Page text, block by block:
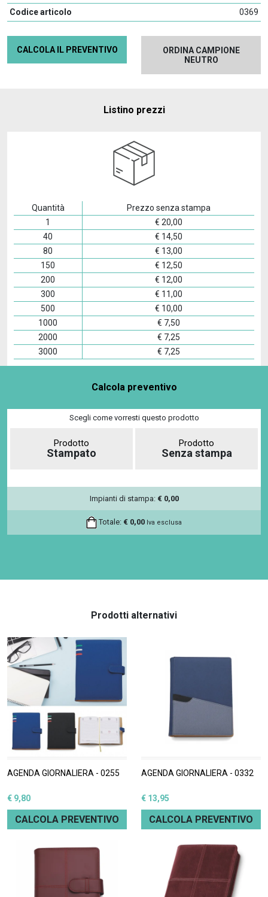
Codice articolo
0369
CALCOLA IL PREVENTIVO
ORDINA CAMPIONE
NEUTRO
Listino prezzi
Quantità
Prezzo senza stampa
1
€ 20,00
40
€ 14,50
80
€ 13,00
150
€ 12,50
200
€ 12,00
300
€ 11,00
500
€ 10,00
1000
€ 7,50
2000
€ 7,25
3000
€ 7,25
Calcola preventivo
Scegli come vorresti questo prodotto
Prodotto
Stampato
Prodotto
Senza stampa
Impianti di stampa: € 0,00
Totale: € 0,00 Iva esclusa
Prodotti alternativi
AGENDA GIORNALIERA - 0255
€ 9,80
CALCOLA PREVENTIVO
AGENDA GIORNALIERA - 0332
€ 13,95
CALCOLA PREVENTIVO